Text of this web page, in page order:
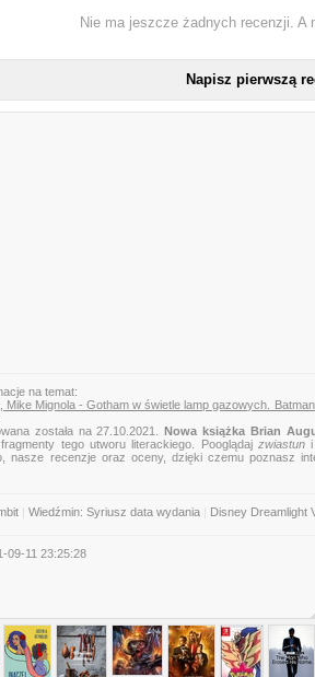
Nie ma jeszcze żadnych recenzji. A
Napisz pierwszą
na temat:
Mike Mignola - Gotham w świetle lamp gazowych.
została na 27.10.2021.Nowa książka Brian
tego utworu literackiego. Pooglądaj zwiastun
nasze recenzje oraz oceny, dzięki czemu poznasz
Wiedźmin: Syriusz data wydania Disney Dreamlight
09-11 23:25:28
NOWA